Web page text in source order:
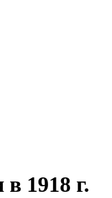
1918 г.